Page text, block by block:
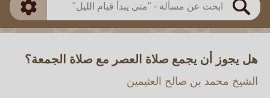
بحث
هل يجوز أن يجمع صلاة العصر مع صلاة الجمعة؟
الشيخ محمد بن صالح العثيمين